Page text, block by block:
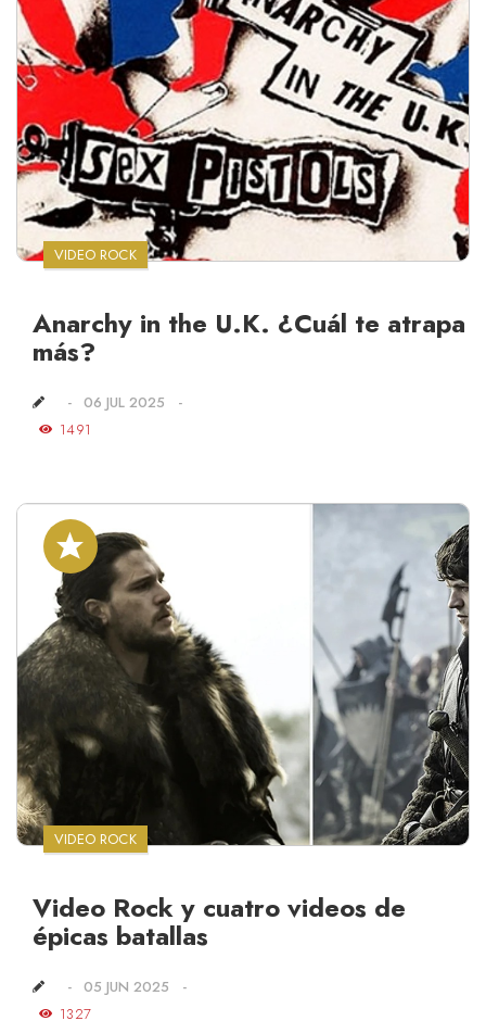
VIDEO ROCK
Anarchy in the U.K. ¿Cuál te atrapa
más?
06 JUL 2025
1491
VIDEO ROCK
Video Rock y cuatro videos de
épicas batallas
05 JUN 2025
1327